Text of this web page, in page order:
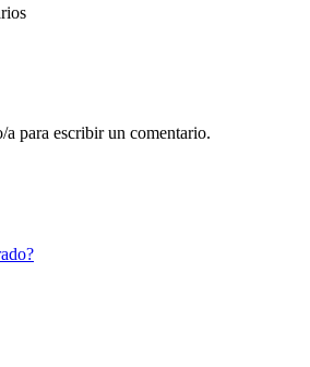
a para escribir un comentario.